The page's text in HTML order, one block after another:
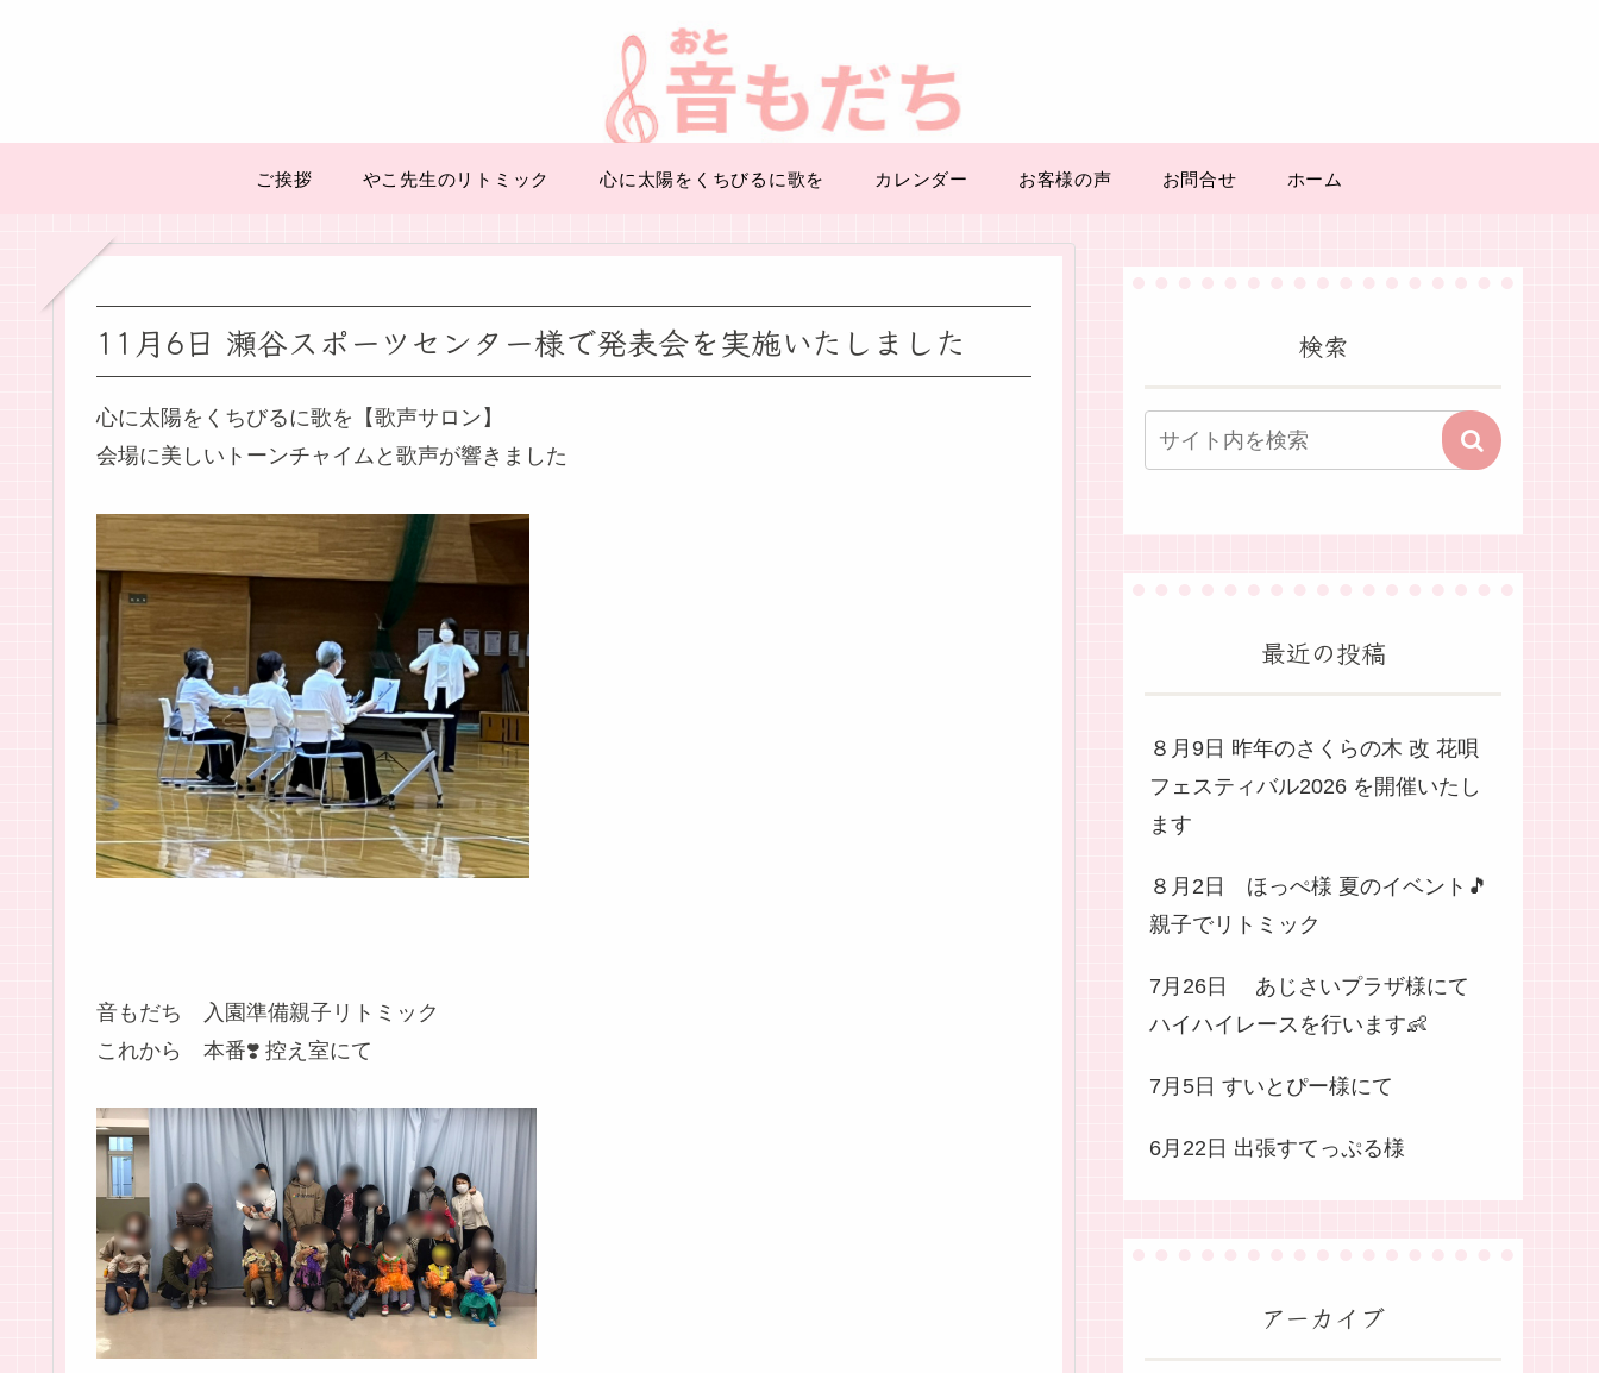
ご挨拶 やこ先生のリトミック 心に太陽をくちびるに歌を カレンダー お客様の声 お問合せ ホーム
11月6日 瀬谷スポーツセンター様で発表会を実施いたしました
心に太陽をくちびるに歌を【歌声サロン】
会場に美しいトーンチャイムと歌声が響きました
音もだち 入園準備親子リトミック
これから 本番❣️ 控え室にて
検索
最近の投稿
８月9日 昨年のさくらの木 改 花唄
フェスティバル2026 を開催いたし
ます
８月2日 ほっぺ様 夏のイベント🎵
親子でリトミック
7月26日 あじさいプラザ様にて
ハイハイレースを行います👶
7月5日 すいとぴー様にて
6月22日 出張すてっぷる様
アーカイブ